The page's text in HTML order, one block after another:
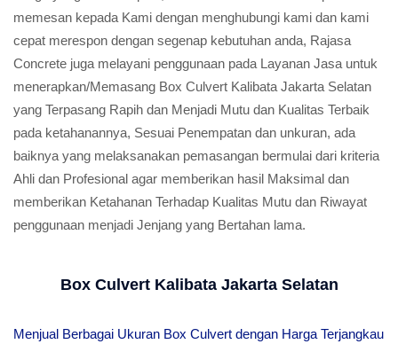
memesan kepada Kami dengan menghubungi kami dan kami
cepat merespon dengan segenap kebutuhan anda, Rajasa
Concrete juga melayani penggunaan pada Layanan Jasa untuk
menerapkan/Memasang Box Culvert Kalibata Jakarta Selatan
yang Terpasang Rapih dan Menjadi Mutu dan Kualitas Terbaik
pada ketahanannya, Sesuai Penempatan dan unkuran, ada
baiknya yang melaksanakan pemasangan bermulai dari kriteria
Ahli dan Profesional agar memberikan hasil Maksimal dan
memberikan Ketahanan Terhadap Kualitas Mutu dan Riwayat
penggunaan menjadi Jenjang yang Bertahan lama.
Box Culvert Kalibata Jakarta Selatan
Menjual Berbagai Ukuran Box Culvert dengan Harga Terjangkau